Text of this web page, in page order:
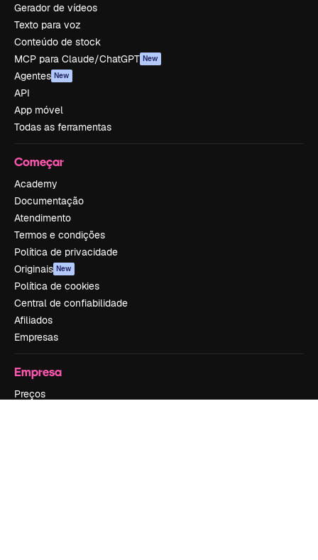
Gerador de vídeos
Texto para voz
Conteúdo de stock
MCP para Claude/ChatGPT New
Agentes New
API
App móvel
Todas as ferramentas
Começar
Academy
Documentação
Atendimento
Termos e condições
Política de privacidade
Originais New
Política de cookies
Central de confiabilidade
Afiliados
Empresas
Empresa
Preços